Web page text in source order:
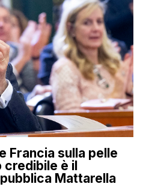
Francia sulla pelle
credibile è il
Mattarella